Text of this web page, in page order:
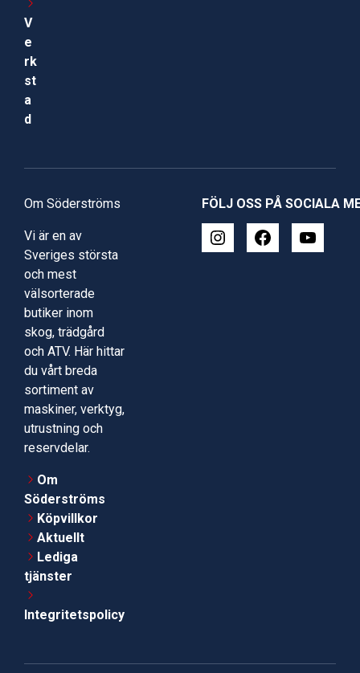
V
e
rk
st
a
d
Om Söderströms
Vi är en av
Sveriges största
och mest
välsorterade
butiker inom
skog, trädgård
och ATV. Här hittar
du vårt breda
sortiment av
maskiner, verktyg,
utrustning och
reservdelar.
Om
Söderströms
Köpvillkor
Aktuellt
Lediga
tjänster
Integritetspolicy
FÖLJ OSS PÅ SOCIALA